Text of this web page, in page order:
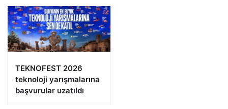
TEKNOFEST 2026
teknoloji yarışmalarına
başvurular uzatıldı